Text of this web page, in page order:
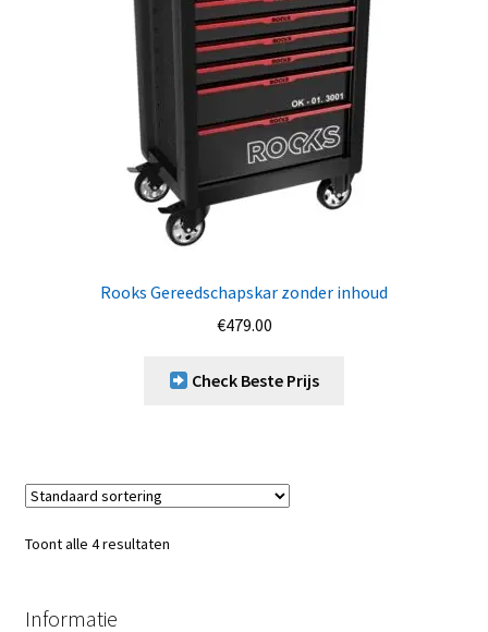
Rooks Gereedschapskar zonder inhoud
€479.00
Check Beste Prijs
Toont alle 4 resultaten
Informatie